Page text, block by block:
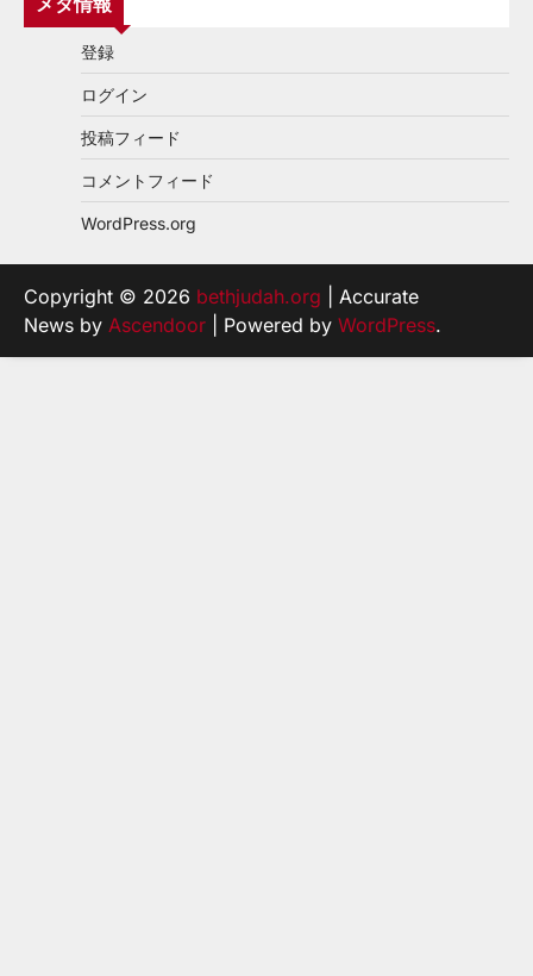
登録
ログイン
投稿フィード
コメントフィード
WordPress.org
Copyright © 2026 bethjudah.org | Accurate
News by Ascendoor | Powered by WordPress.